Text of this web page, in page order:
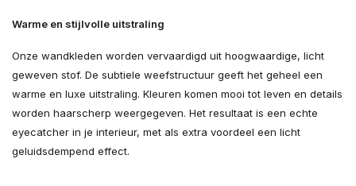
Warme en stijlvolle uitstraling
Onze wandkleden worden vervaardigd uit hoogwaardige, licht
geweven stof. De subtiele weefstructuur geeft het geheel een
warme en luxe uitstraling. Kleuren komen mooi tot leven en details
worden haarscherp weergegeven. Het resultaat is een echte
eyecatcher in je interieur, met als extra voordeel een licht
geluidsdempend effect.